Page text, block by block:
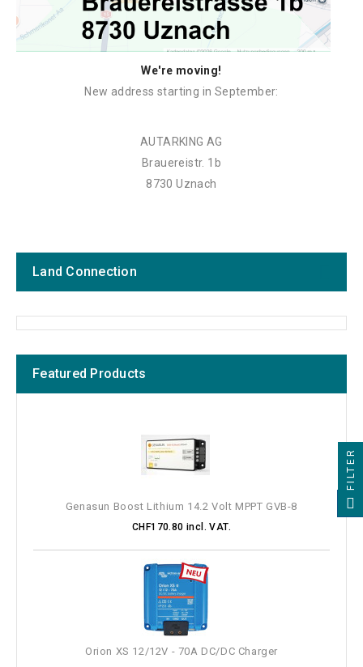
We're moving!
New address starting in September:
AUTARKING AG
Brauereistr. 1b
8730 Uznach
Land Connection
Featured Products
Genasun Boost Lithium 14.2 Volt MPPT GVB-8
CHF170.80 incl. VAT.
Orion XS 12/12V - 70A DC/DC Charger
FILTER